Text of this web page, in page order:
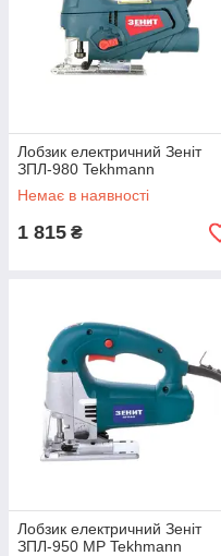
Лобзик електричний Зеніт
ЗПЛ-980 Tekhmann
Немає в наявності
1 815 ₴
Лобзик електричний Зеніт
ЗПЛ-950 МР Tekhmann